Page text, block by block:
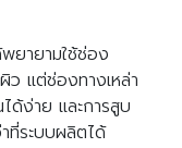
ยายามใช้ช่อง
ว แต่ช่องทางเหล่า
ด้ง่าย และการสูบ
ที่ระบบผลิตได้